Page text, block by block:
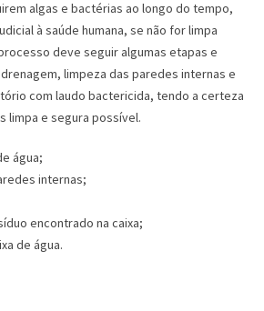
algas e bactérias ao longo do tempo,
à saúde humana, se não for limpa
deve seguir algumas etapas e
limpeza das paredes internas e
com laudo bactericida, tendo a certeza
limpa e segura possível.
água;
internas;
encontrado na caixa;
de água.